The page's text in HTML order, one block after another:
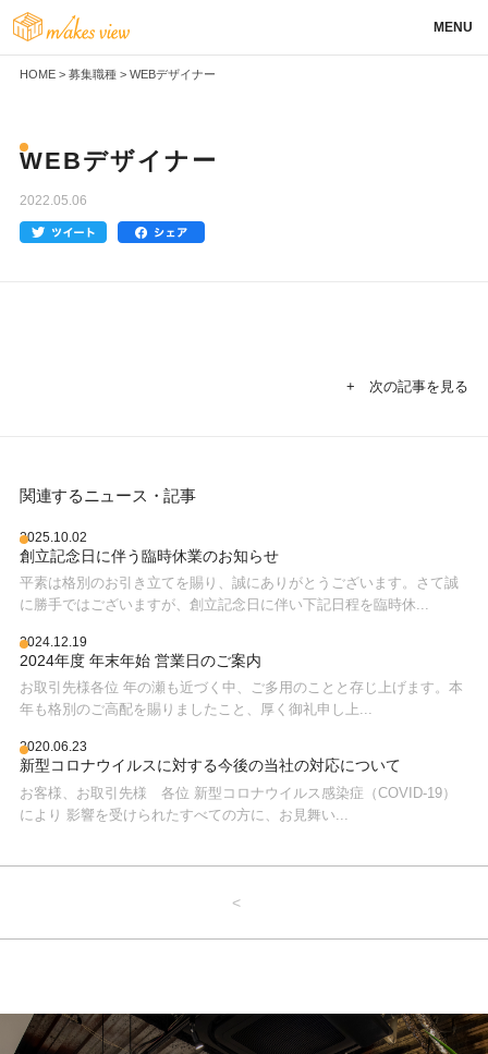
MENU
HOME> 募集職種> WEBデザイナー
WEBデザイナー
2022.05.06
+ 次の記事を見る
関連するニュース・記事
2025.10.02
創立記念日に伴う臨時休業のお知らせ
平素は格別のお引き立てを賜り、誠にありがとうございます。さて誠
に勝手ではございますが、創立記念日に伴い下記日程を臨時休...
2024.12.19
2024年度 年末年始 営業日のご案内
お取引先様各位 年の瀬も近づく中、ご多用のことと存じ上げます。本
年も格別のご高配を賜りましたこと、厚く御礼申し上...
2020.06.23
新型コロナウイルスに対する今後の当社の対応について
お客様、お取引先様 各位 新型コロナウイルス感染症（COVID-19）
により 影響を受けられたすべての方に、お見舞い...
<